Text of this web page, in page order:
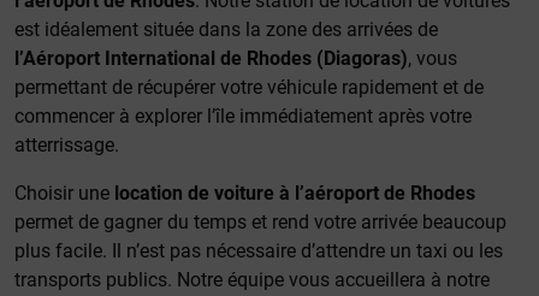
est idéalement située dans la zone des arrivées de
l’Aéroport International de Rhodes (Diagoras), vous
permettant de récupérer votre véhicule rapidement et de
commencer à explorer l’île immédiatement après votre
atterrissage.
Choisir une location de voiture à l’aéroport de Rhodes
permet de gagner du temps et rend votre arrivée beaucoup
plus facile. Il n’est pas nécessaire d’attendre un taxi ou les
transports publics. Notre équipe vous accueillera à notre